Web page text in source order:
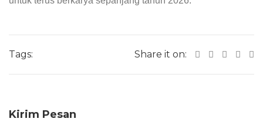
Tags: Share it on:
Kirim Pesan